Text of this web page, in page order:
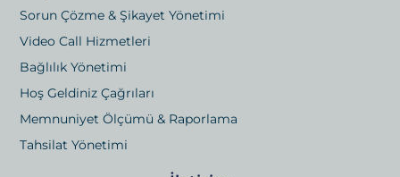
Sorun Çözme & Şikayet Yönetimi
Video Call Hizmetleri
Bağlılık Yönetimi
Hoş Geldiniz Çağrıları
Memnuniyet Ölçümü & Raporlama
Tahsilat Yönetimi